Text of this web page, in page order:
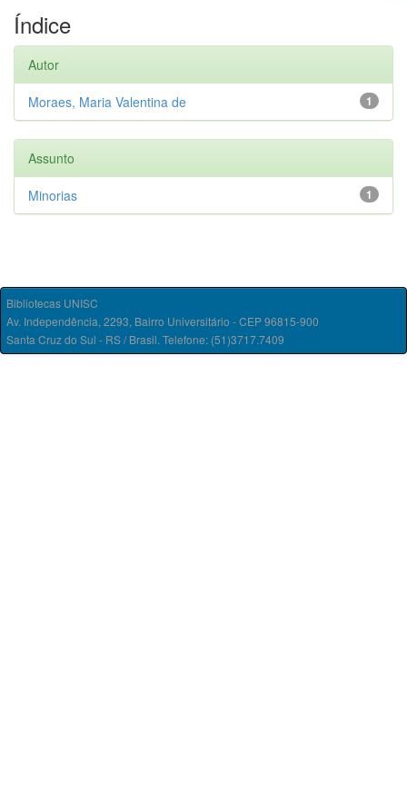
Índice
Autor
1
Moraes, Maria Valentina de
Assunto
1
Minorias
Bibliotecas UNISC
Av. Independência, 2293, Bairro Universitário - CEP 96815-900
Santa Cruz do Sul - RS / Brasil. Telefone: (51)3717.7409